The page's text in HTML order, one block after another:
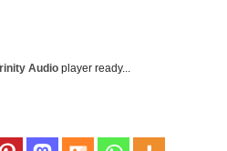
Audio player ready...